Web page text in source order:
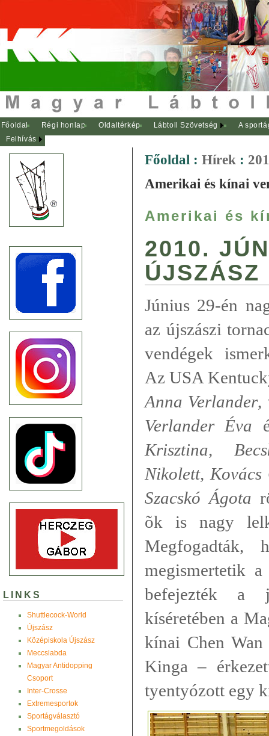
Főoldal Régi honlap Oldaltérkép Lábtoll Szövetség
A
Felhívás
LINKS
Shuttlecock-World
Újszász
Középiskola Újszász
Meccslabda
Magyar Antidopping
Csoport
Inter-Crosse
Extremesportok
Sportágválasztó
Sportmegoldások
Főoldal : Hírek :
Amerikai és kínai
Amerikai és
2010.
ÚJSZÁSZ
Június 29-én
az újszászi
vendégek
Az USA
Anna Verlander,
Verlander Éva
Krisztina,
Nikolett,
Szacskó Ágota
õk is nagy
Megfogadták,
megismertetik
befejezték
kíséretében a
kínai Chen
Kinga –
tyentyózott egy